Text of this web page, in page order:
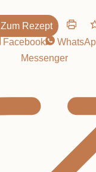
Zum Rezept
Facebook
Messenger